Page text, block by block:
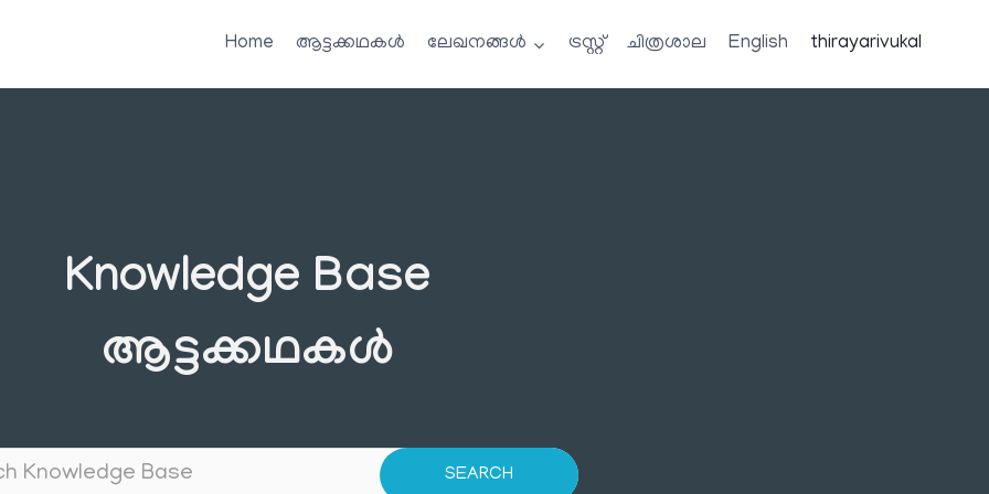
Home ആട്ടക്കഥകൾ ലേഖനങ്ങൾ ട്രസ്റ്റ് ചിത്രശാല English thirayarivukal
Knowledge Base
ആട്ടക്കഥകൾ